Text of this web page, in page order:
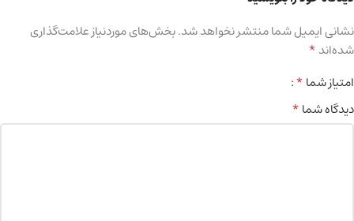
نشانی ایمیل شما منتشر نخواهد شد.بخش‌های موردنیاز علامت‌گذاری
شده‌اند*
امتیاز شما*
دیدگاه شما*